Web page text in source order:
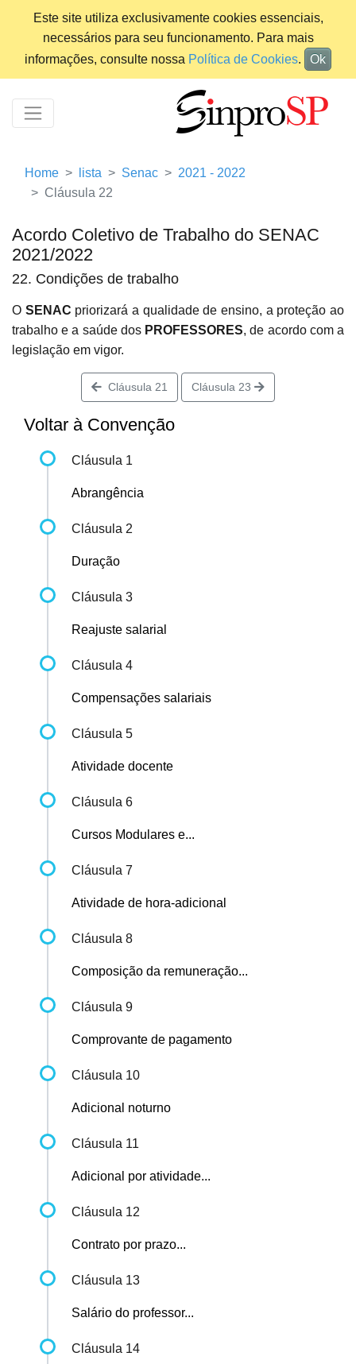
Este site utiliza exclusivamente cookies essenciais,
necessários para seu funcionamento. Para mais
informações, consulte nossa Política de Cookies. Ok
Home lista Senac
2021 - 2022
Cláusula 22
Acordo Coletivo de Trabalho do SENAC
2021/2022
22. Condições de trabalho
O SENAC priorizará a qualidade de ensino, a proteção ao
trabalho e a saúde dos PROFESSORES, de acordo com a
legislação em vigor.
Cláusula 21 Cláusula 23
Voltar à Convenção
Cláusula 1
Abrangência
Cláusula 2
Duração
Cláusula 3
Reajuste salarial
Cláusula 4
Compensações salariais
Cláusula 5
Atividade docente
Cláusula 6
Cursos Modulares e...
Cláusula 7
Atividade de hora-adicional
Cláusula 8
Composição da remuneração...
Cláusula 9
Comprovante de pagamento
Cláusula 10
Adicional noturno
Cláusula 11
Adicional por atividade...
Cláusula 12
Contrato por prazo...
Cláusula 13
Salário do professor...
Cláusula 14